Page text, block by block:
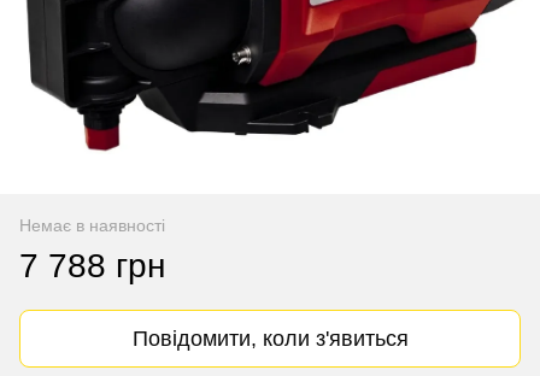
Немає в наявності
7 788 грн
Повідомити, коли з'явиться